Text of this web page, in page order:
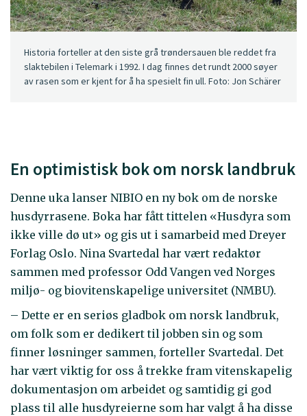
Historia forteller at den siste grå trøndersauen ble reddet fra
slaktebilen i Telemark i 1992. I dag finnes det rundt 2000 søyer
av rasen som er kjent for å ha spesielt fin ull. Foto: Jon Schärer
En optimistisk bok om norsk landbruk
Denne uka lanser NIBIO en ny bok om de norske
husdyrrasene. Boka har fått tittelen «Husdyra som
ikke ville dø ut» og gis ut i samarbeid med Dreyer
Forlag Oslo. Nina Svartedal har vært redaktør
sammen med professor Odd Vangen ved Norges
miljø- og biovitenskapelige universitet (NMBU).
– Dette er en seriøs gladbok om norsk landbruk,
om folk som er dedikert til jobben sin og som
finner løsninger sammen, forteller Svartedal. Det
har vært viktig for oss å trekke fram vitenskapelig
dokumentasjon om arbeidet og samtidig gi god
plass til alle husdyreierne som har valgt å ha disse